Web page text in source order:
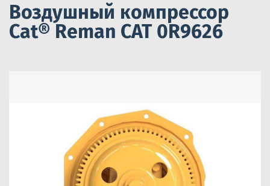
Воздушный компрессор
Cat® Reman CAT 0R9626